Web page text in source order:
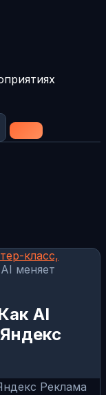
класс,
меняет
AI
Реклама